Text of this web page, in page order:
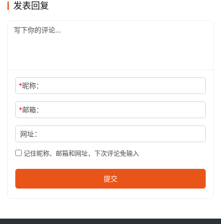
发表回复
*昵称：
*邮箱：
网址：
记住昵称、邮箱和网址，下次评论免输入
提交